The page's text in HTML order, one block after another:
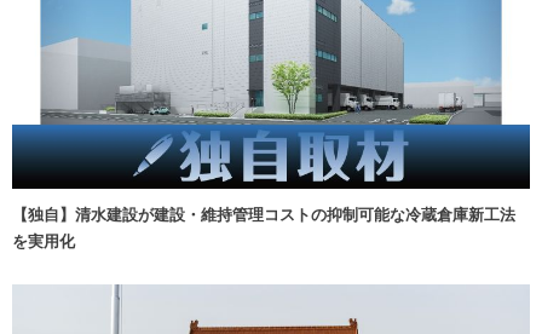
【独自】清水建設が建設・維持管理コストの抑制可能な冷蔵倉庫新工法
を実用化